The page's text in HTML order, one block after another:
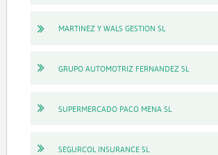
MARTINEZ Y WALS GESTION SL
GRUPO AUTOMOTRIZ FERNANDEZ SL
SUPERMERCADO PACO MENA SL
SEGURCOL INSURANCE SL